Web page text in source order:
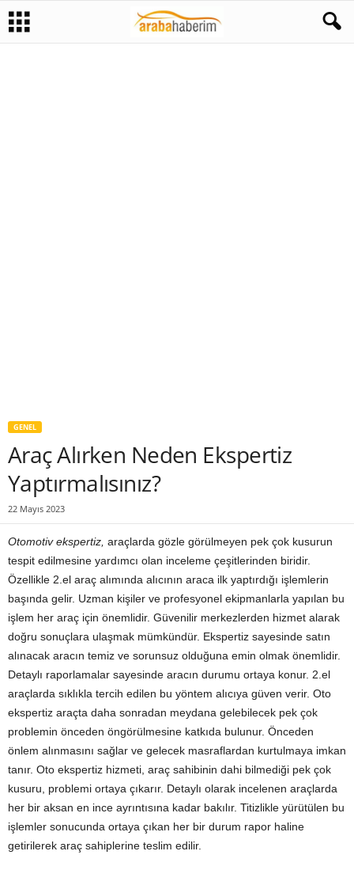
GENEL
Araç Alırken Neden Ekspertiz
Yaptırmalısınız?
22 Mayıs 2023
Otomotiv ekspertiz, araçlarda gözle görülmeyen pek çok kusurun
tespit edilmesine yardımcı olan inceleme çeşitlerinden biridir.
Özellikle 2.el araç alımında alıcının araca ilk yaptırdığı işlemlerin
başında gelir. Uzman kişiler ve profesyonel ekipmanlarla yapılan bu
işlem her araç için önemlidir. Güvenilir merkezlerden hizmet alarak
doğru sonuçlara ulaşmak mümkündür. Ekspertiz sayesinde satın
alınacak aracın temiz ve sorunsuz olduğuna emin olmak önemlidir.
Detaylı raporlamalar sayesinde aracın durumu ortaya konur. 2.el
araçlarda sıklıkla tercih edilen bu yöntem alıcıya güven verir. Oto
ekspertiz araçta daha sonradan meydana gelebilecek pek çok
problemin önceden öngörülmesine katkıda bulunur. Önceden
önlem alınmasını sağlar ve gelecek masraflardan kurtulmaya imkan
tanır. Oto ekspertiz hizmeti, araç sahibinin dahi bilmediği pek çok
kusuru, problemi ortaya çıkarır. Detaylı olarak incelenen araçlarda
her bir aksan en ince ayrıntısına kadar bakılır. Titizlikle yürütülen bu
işlemler sonucunda ortaya çıkan her bir durum rapor haline
getirilerek araç sahiplerine teslim edilir.